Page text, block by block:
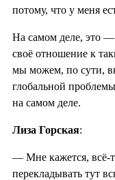
потому, что у меня
На самом деле, это —
своё отношение к
мы можем, по сути,
глобальной
на самом деле.
Лиза Горская:
— Мне кажется, всё-
перекладывать тут